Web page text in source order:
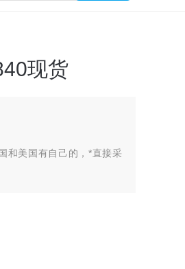
现货
和美国有自己的，*直接采